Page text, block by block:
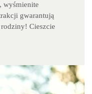
wyśmienite
gwarantują
Cieszcie